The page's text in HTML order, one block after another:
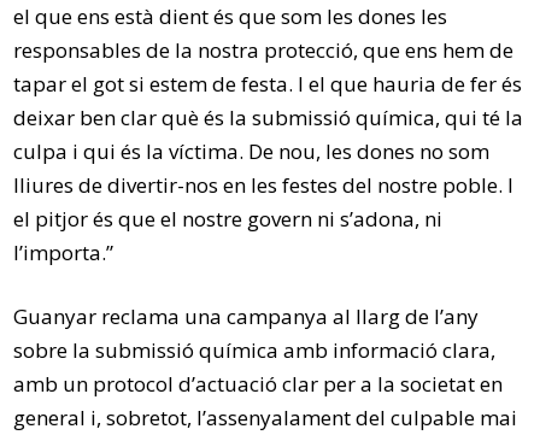
el que ens està dient és que som les dones les
responsables de la nostra protecció, que ens hem de
tapar el got si estem de festa. I el que hauria de fer és
deixar ben clar què és la submissió química, qui té la
culpa i qui és la víctima. De nou, les dones no som
lliures de divertir-nos en les festes del nostre poble. I
el pitjor és que el nostre govern ni s’adona, ni
l’importa.”
Guanyar reclama una campanya al llarg de l’any
sobre la submissió química amb informació clara,
amb un protocol d’actuació clar per a la societat en
general i, sobretot, l’assenyalament del culpable mai